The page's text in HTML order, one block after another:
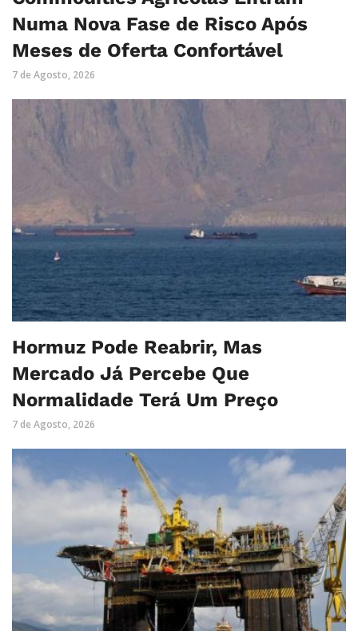
Numa Nova Fase de Risco Após
Meses de Oferta Confortável
7 de Agosto, 2026
Hormuz Pode Reabrir, Mas
Mercado Já Percebe Que
Normalidade Terá Um Preço
7 de Agosto, 2026